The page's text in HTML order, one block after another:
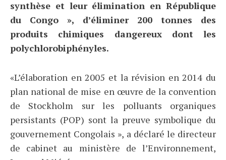
synthèse et leur élimination en République
du Congo », d’éliminer 200 tonnes des
produits chimiques dangereux dont les
polychlorobiphényles.
«L’élaboration en 2005 et la révision en 2014 du
plan national de mise en œuvre de la convention
de Stockholm sur les polluants organiques
persistants (POP) sont la preuve symbolique du
gouvernement Congolais », a déclaré le directeur
de cabinet au ministère de l’Environnement,